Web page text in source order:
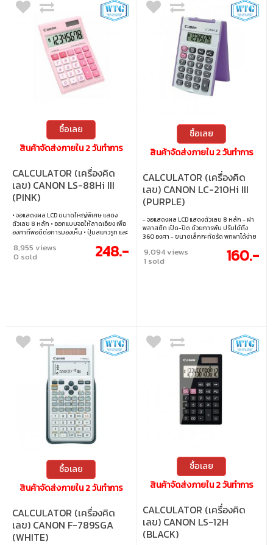
ซื้อเลย
สินค้าจัดส่งภายใน 2 วันทำการ
CALCULATOR (เครื่องคิด
เลข) CANON LS-88Hi III
(PINK)
• จอแสดงผล LCD ขนาดใหญ่พิเศษ แสดง
ตัวเลข 8 หลัก • ออกแบบจอให้ลาดเอียง เพื่อ
องศาที่พอดีต่อการมองเห็น • ปุ่มสแควรูท และ
(M+, M-) • ใช้พลังงาน 2 ระบบ ทั้ง พลังงานแสง
อาทิตย์ และแบตเตอรี่
8,955 views
0 sold 248.-
ซื้อเลย
สินค้าจัดส่งภายใน 2 วันทำการ
CALCULATOR (เครื่องคิด
เลข) CANON LC-210Hi III
(PURPLE)
- จอแสดงผล LCD แสดงตัวเลข 8 หลัก - ฝา
พลาสติก เปิด-ปิด ด้วยการพับ ปรับได้ถึง
360 องศา - ขนาดเล็กกะทัดรัด พกพาได้ง่าย
แบตเตอรี่
9,094 views
1 sold 160.-
ซื้อเลย
สินค้าจัดส่งภายใน 2 วันทำการ
CALCULATOR (เครื่องคิด
เลข) CANON F-789SGA
(WHITE)
ซื้อเลย
สินค้าจัดส่งภายใน 2 วันทำการ
CALCULATOR (เครื่องคิด
เลข) CANON LS-12H
(BLACK)